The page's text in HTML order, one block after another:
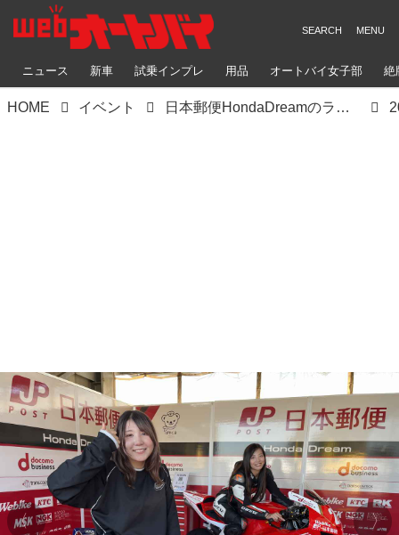
ニュース 新車 試乗インプレ 用品 オートバイ女子部 絶
HOME イベント 日本郵便HondaDreamのライダーと一緒に走れる！「2023T.Proサーキット走行会」に参加してきました